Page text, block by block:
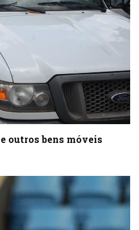
outros bens móveis